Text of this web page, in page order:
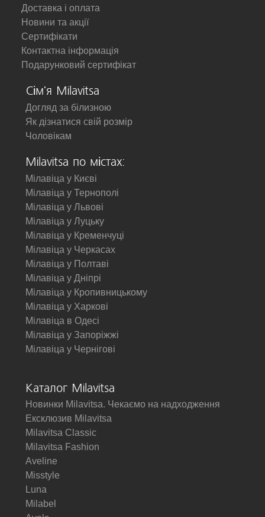
Доставка і оплата
Новини та акції
Сертифікати
Контактна інформація
Подарунковий сертифікат
Сім'я Milavitsa
Догляд за білизною
Як дізнатися свій розмір
Чоловікам
Milavitsa по містах:
Мілавіца у Києві
Мілавіца у Тернополі
Мілавіца у Львові
Мілавіца у Луцьку
Мілавіца у Кременчуці
Мілавіца у Черкасах
Мілавіца у Полтаві
Мілавіца у Дніпрі
Мілавіца у Кропивницькому
Мілавіца у Харкові
Мілавіца в Одесі
Мілавіца у Запоріжжі
Мілавіца у Чернігові
Каталог Milavitsa
Новинки Milavitsa. Чекаємо на надходження
Ексклюзив Milavitsa
Milavitsa Classic
Milavitsa Fashion
Aveline
Misstyle
Luna
Milabel